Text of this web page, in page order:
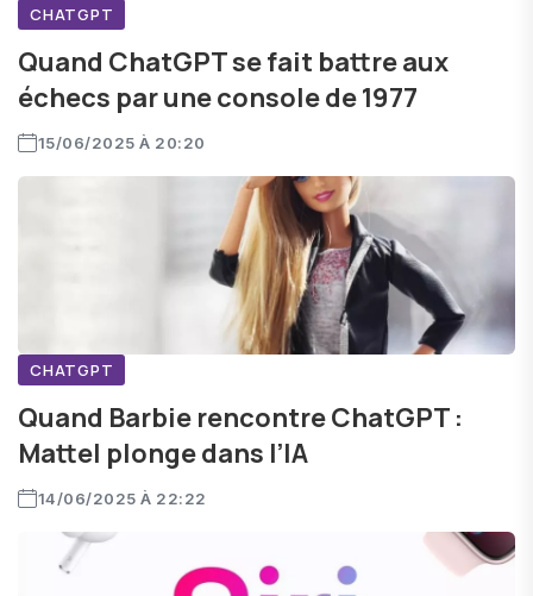
CHATGPT
Quand ChatGPT se fait battre aux
échecs par une console de 1977
15/06/2025 À 20:20
CHATGPT
Quand Barbie rencontre ChatGPT :
Mattel plonge dans l’IA
14/06/2025 À 22:22